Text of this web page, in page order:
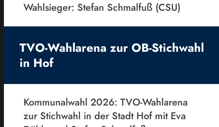
Wahlsieger: Stefan Schmalfuß (CSU)
TVO-Wahlarena zur OB-Stichwahl
in Hof
Kommunalwahl 2026: TVO-Wahlarena
zur Stichwahl in der Stadt Hof mit Eva